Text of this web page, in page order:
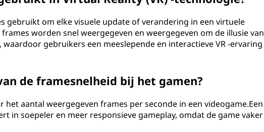
gebruikt om elke visuele update of verandering in een virtuele
worden snel weergegeven en weergegeven om de illusie van
gebruikers een meeslepende en interactieve VR -ervaring
de framesnelheid bij het gamen?
het aantal weergegeven frames per seconde in een videogame.Een
in soepeler en meer responsieve gameplay, omdat de game vaker